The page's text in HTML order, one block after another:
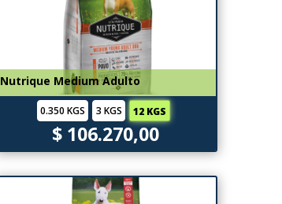
Nutrique Medium Adulto
0.350 KGS 3 KGS 12 KGS
$ 106.270,00